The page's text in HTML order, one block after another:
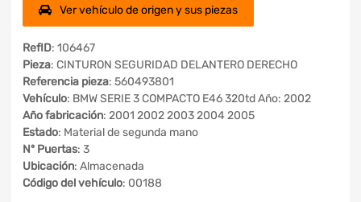
Ver vehículo de origen y sus piezas
RefID: 106467
Pieza: CINTURON SEGURIDAD DELANTERO DERECHO
Referencia pieza: 560493801
Vehículo: BMW SERIE 3 COMPACTO E46 320td Año: 2002
Año fabricación: 2001 2002 2003 2004 2005
Estado: Material de segunda mano
Nº Puertas: 3
Ubicación: Almacenada
Código del vehículo: 00188